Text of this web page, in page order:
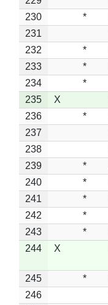
230
*
231
232
*
233
*
234
*
235
X
236
*
237
238
239
*
240
*
241
*
242
*
243
*
244
X
245 *
246